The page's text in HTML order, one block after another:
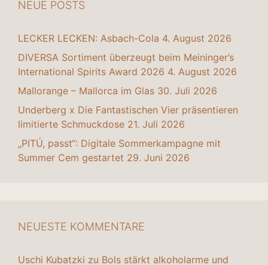
NEUE POSTS
LECKER LECKEN: Asbach-Cola 4. August 2026
DIVERSA Sortiment überzeugt beim Meininger’s
International Spirits Award 2026 4. August 2026
Mallorange – Mallorca im Glas 30. Juli 2026
Underberg x Die Fantastischen Vier präsentieren
limitierte Schmuckdose 21. Juli 2026
„PITÚ, passt“: Digitale Sommerkampagne mit
Summer Cem gestartet 29. Juni 2026
NEUESTE KOMMENTARE
Uschi Kubatzki zu Bols stärkt alkoholarme und